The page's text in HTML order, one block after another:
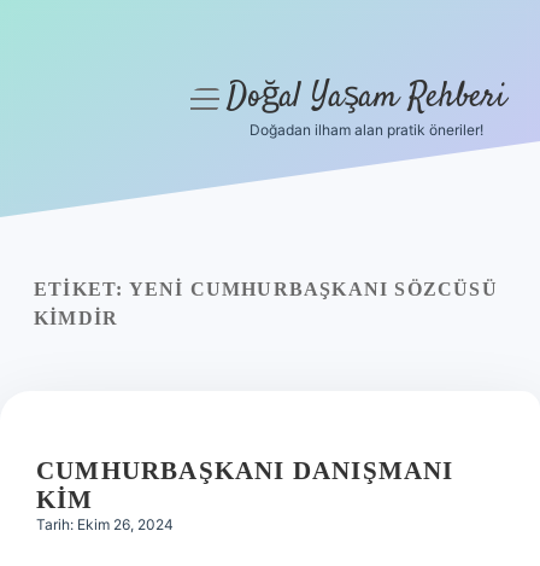
Yasal Uyarı
menüyüDoğal Yaşam Rehberi
Doğadan ilham alan pratik öneriler!
ETIKET: YENI CUMHURBAŞKANI SÖZCÜSÜ
KIMDIR
CUMHURBAŞKANI DANIŞMANI
KIM
Tarih: Ekim 26, 2024